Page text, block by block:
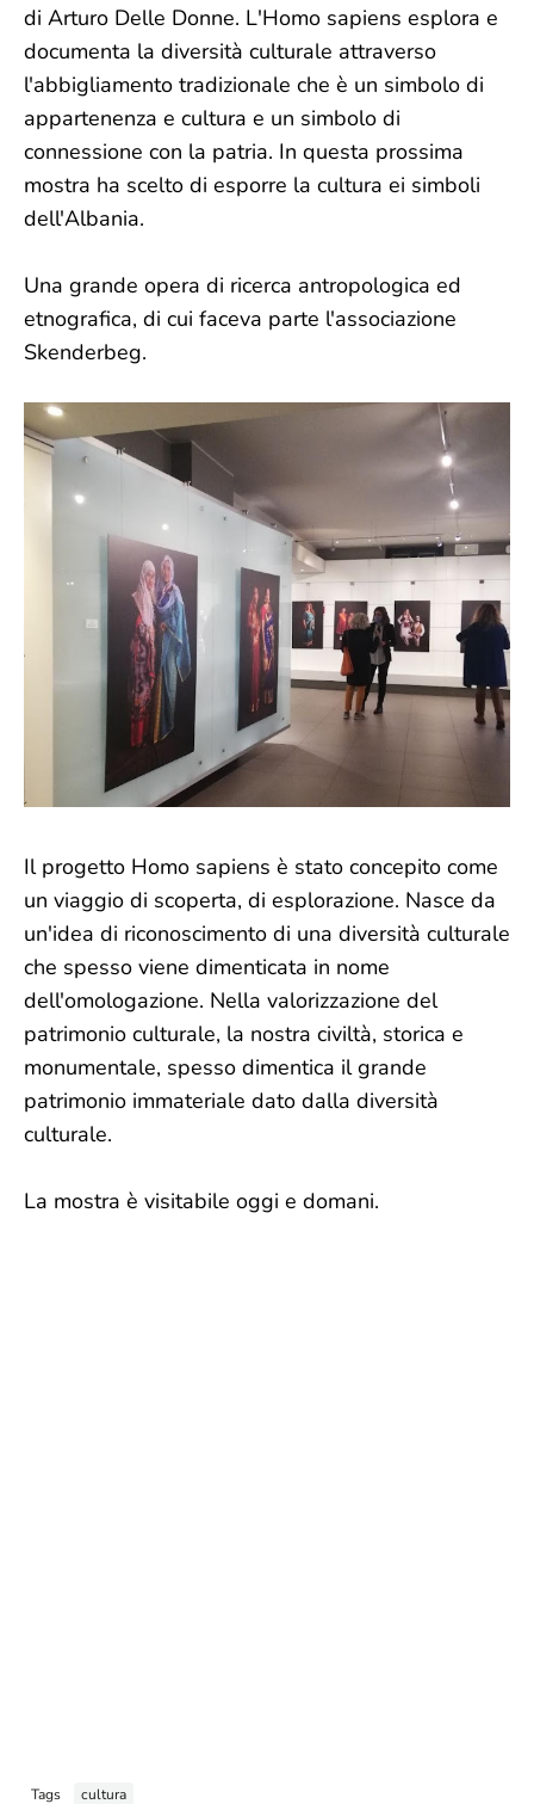
di Arturo Delle Donne. L'Homo sapiens esplora e
documenta la diversità culturale attraverso
l'abbigliamento tradizionale che è un simbolo di
appartenenza e cultura e un simbolo di
connessione con la patria. In questa prossima
mostra ha scelto di esporre la cultura ei simboli
dell'Albania.
Una grande opera di ricerca antropologica ed
etnografica, di cui faceva parte l'associazione
Skenderbeg.
Il progetto Homo sapiens è stato concepito come
un viaggio di scoperta, di esplorazione. Nasce da
un'idea di riconoscimento di una diversità culturale
che spesso viene dimenticata in nome
dell'omologazione. Nella valorizzazione del
patrimonio culturale, la nostra civiltà, storica e
monumentale, spesso dimentica il grande
patrimonio immateriale dato dalla diversità
culturale.
La mostra è visitabile oggi e domani.
Tags cultura